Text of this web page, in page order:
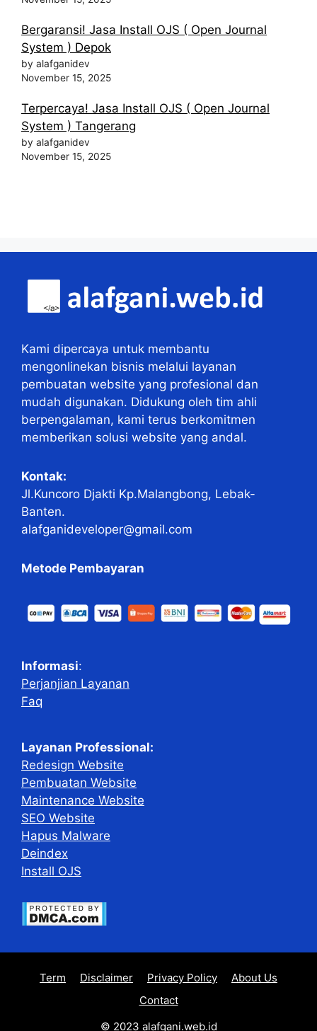
Bergaransi! Jasa Install OJS ( Open Journal
System ) Depok
by alafganidev
November 15, 2025
Terpercaya! Jasa Install OJS ( Open Journal
System ) Tangerang
by alafganidev
November 15, 2025
Kami dipercaya untuk membantu
mengonlinekan bisnis melalui layanan
pembuatan website yang profesional dan
mudah digunakan. Didukung oleh tim ahli
berpengalaman, kami terus berkomitmen
memberikan solusi website yang andal.
Kontak:
Jl.Kuncoro Djakti Kp.Malangbong, Lebak-
Banten.
alafganideveloper@gmail.com
Metode Pembayaran
Informasi:
Perjanjian Layanan
Faq
Layanan Professional:
Redesign Website
Pembuatan Website
Maintenance Website
SEO Website
Hapus Malware
Deindex
Install OJS
Term Disclaimer Privacy Policy
About Us
Contact
© 2023 alafgani.web.id